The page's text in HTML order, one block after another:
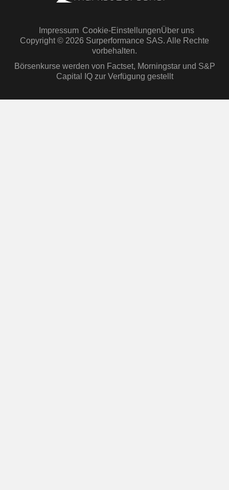
Impressum Cookie-EinstellungenÜber uns
Copyright © 2026 Surperformance SAS. Alle Rechte
vorbehalten.
Börsenkurse werden von Factset, Morningstar und S&P
Capital IQ zur Verfügung gestellt